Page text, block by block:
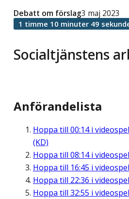
Socialtjänstens
Debatt om förslag3 maj 2023
1 timme 10 minuter 49
Anförandelista
Hoppa till 00:14i
(KD)
Hoppa till 08:14i
Hoppa till 16:45 i
Hoppa till 22:36 i
Hoppa till 32:55 i